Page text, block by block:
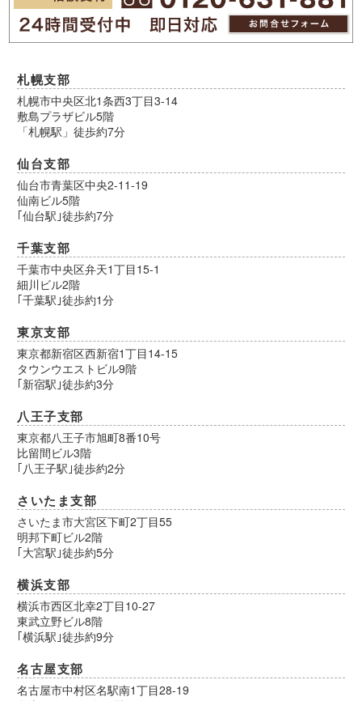
札幌支部
札幌市中央区北1条西3丁目3-14
敷島プラザビル5階
「札幌駅」徒歩約7分
仙台支部
仙台市青葉区中央2-11-19
仙南ビル5階
｢仙台駅｣徒歩約7分
千葉支部
千葉市中央区弁天1丁目15-1
細川ビル2階
｢千葉駅｣徒歩約1分
東京支部
東京都新宿区西新宿1丁目14-15
タウンウエストビル9階
｢新宿駅｣徒歩約3分
八王子支部
東京都八王子市旭町8番10号
比留間ビル3階
｢八王子駅｣徒歩約2分
さいたま支部
さいたま市大宮区下町2丁目55
明邦下町ビル2階
｢大宮駅｣徒歩約5分
横浜支部
横浜市西区北幸2丁目10-27
東武立野ビル8階
｢横浜駅｣徒歩約9分
名古屋支部
名古屋市中村区名駅南1丁目28-19